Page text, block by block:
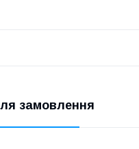
замовлення